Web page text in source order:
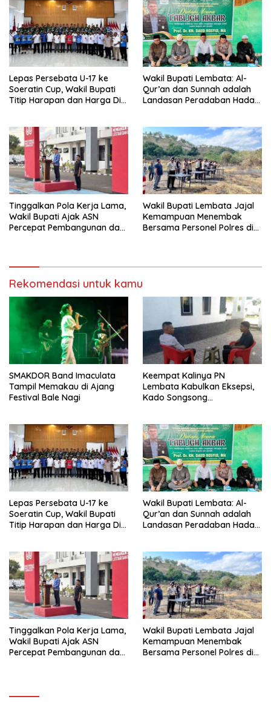
Lepas Persebata U-17 ke
Soeratin Cup, Wakil Bupati
Titip Harapan dan Harga Diri
Wakil Bupati Lembata: Al-
Qur’an dan Sunnah adalah
Landasan Peradaban Hadapi
Tinggalkan Pola Kerja Lama,
Wakil Bupati Ajak ASN
Percepat Pembangunan dan
Wakil Bupati Lembata Jajal
Kemampuan Menembak
Bersama Personel Polres di
Rekomendasi untuk kamu
SMAKDOR Band Imaculata
Tampil Memakau di Ajang
Festival Bale Nagi
Keempat Kalinya PN
Lembata Kabulkan Eksepsi,
Kado Songsong
Lepas Persebata U-17 ke
Soeratin Cup, Wakil Bupati
Titip Harapan dan Harga Diri
Wakil Bupati Lembata: Al-
Qur’an dan Sunnah adalah
Landasan Peradaban Hadapi
Tinggalkan Pola Kerja Lama,
Wakil Bupati Ajak ASN
Percepat Pembangunan dan
Wakil Bupati Lembata Jajal
Kemampuan Menembak
Bersama Personel Polres di